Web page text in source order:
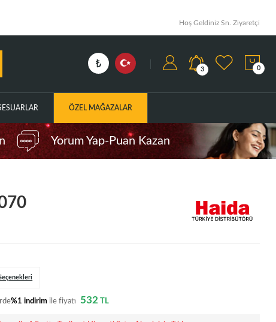
Hoş Geldiniz Sn. Ziyaretçi
3 0
ÖZEL MAĞAZALAR
Yorum Yap-Puan Kazan
%1 indirim ile fiyatı 532 TL